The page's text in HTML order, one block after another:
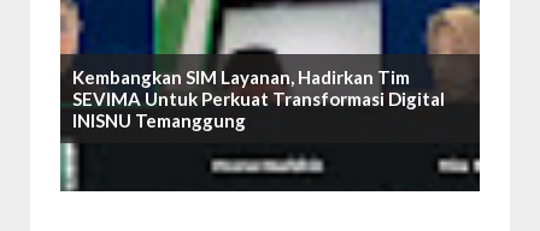
Kembangkan SIM Layanan, Hadirkan Tim
SEVIMA Untuk Perkuat Transformasi Digital
INISNU Temanggung